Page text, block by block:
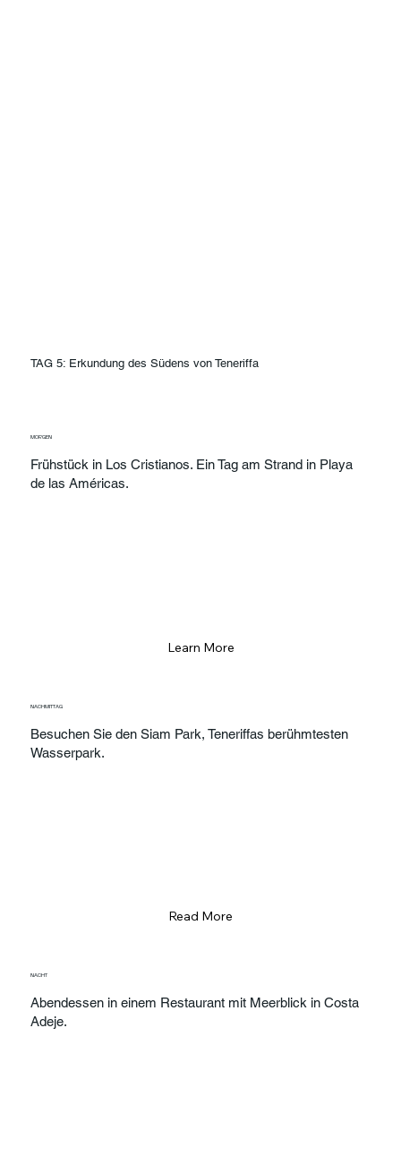
TAG 5: Erkundung des Südens von Teneriffa
MORGEN
Frühstück in Los Cristianos. Ein Tag am Strand in Playa
de las Américas.
Learn More
NACHMITTAG
Besuchen Sie den Siam Park, Teneriffas berühmtesten
Wasserpark.
Read More
NACHT
Abendessen in einem Restaurant mit Meerblick in Costa
Adeje.